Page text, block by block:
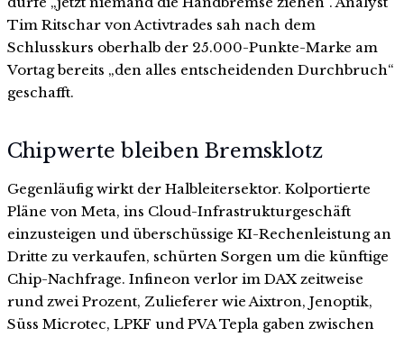
Tim Ritschar von Activtrades sah nach dem
Schlusskurs oberhalb der 25.000-Punkte-Marke am
Vortag bereits „den alles entscheidenden Durchbruch“
geschafft.
Chipwerte bleiben Bremsklotz
Gegenläufig wirkt der Halbleitersektor. Kolportierte
Pläne von Meta, ins Cloud-Infrastrukturgeschäft
einzusteigen und überschüssige KI-Rechenleistung an
Dritte zu verkaufen, schürten Sorgen um die künftige
Chip-Nachfrage. Infineon verlor im DAX zeitweise
rund zwei Prozent, Zulieferer wie Aixtron, Jenoptik,
Süss Microtec, LPKF und PVA Tepla gaben zwischen